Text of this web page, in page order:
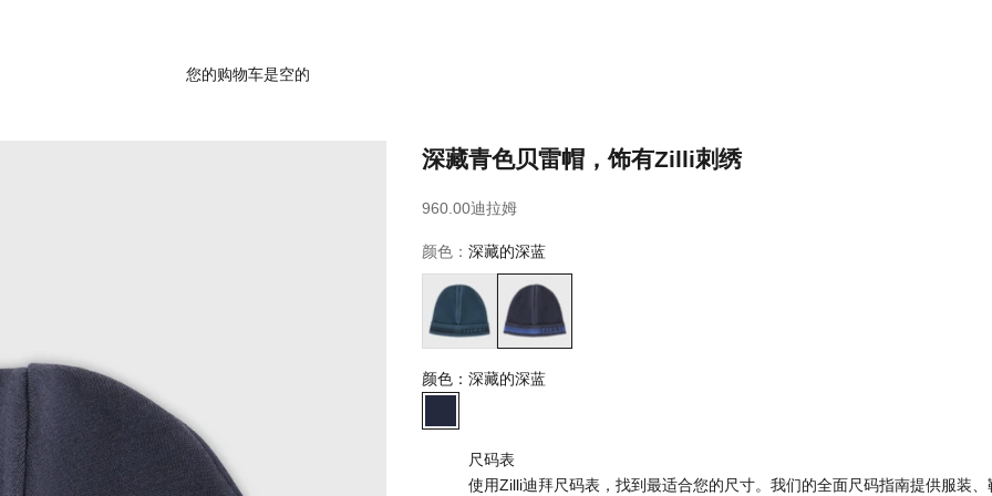
您的购物车是空的
深藏青色贝雷帽，饰有Zilli刺绣
售价
960.00迪拉姆
颜色： 深藏的深蓝
深绿
深藏的深蓝
颜色： 深藏的深蓝
尺码表
使用Zilli迪拜尺码表，找到最适合您的尺寸。我们的全面尺码指南提供服装